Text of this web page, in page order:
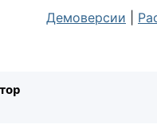
Демоверсии